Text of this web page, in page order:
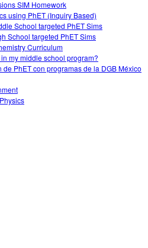
SIM Homework
using PhET (Inquiry Based)
School targeted PhET Sims
School targeted PhET Sims
Curriculum
my middle school program?
de PhET con programas de la DGB México